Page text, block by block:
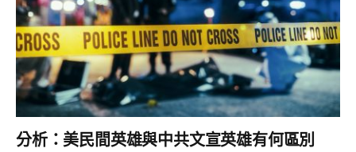
分析：美民間英雄與中共文宣英雄有何區別